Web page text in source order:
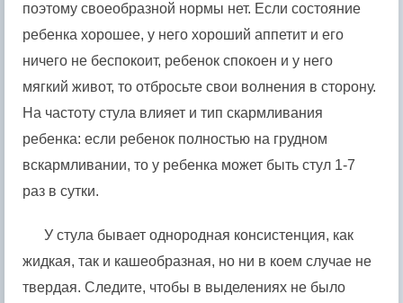
поэтому своеобразной нормы нет. Если состояние
ребенка хорошее, у него хороший аппетит и его
ничего не беспокоит, ребенок спокоен и у него
мягкий живот, то отбросьте свои волнения в сторону.
На частоту стула влияет и тип скармливания
ребенка: если ребенок полностью на грудном
вскармливании, то у ребенка может быть стул 1-7
раз в сутки.
У стула бывает однородная консистенция, как
жидкая, так и кашеобразная, но ни в коем случае не
твердая. Следите, чтобы в выделениях не было